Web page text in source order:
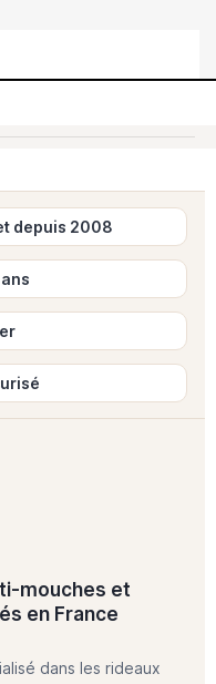
depuis 2008
mouches et
en France
dans les rideaux